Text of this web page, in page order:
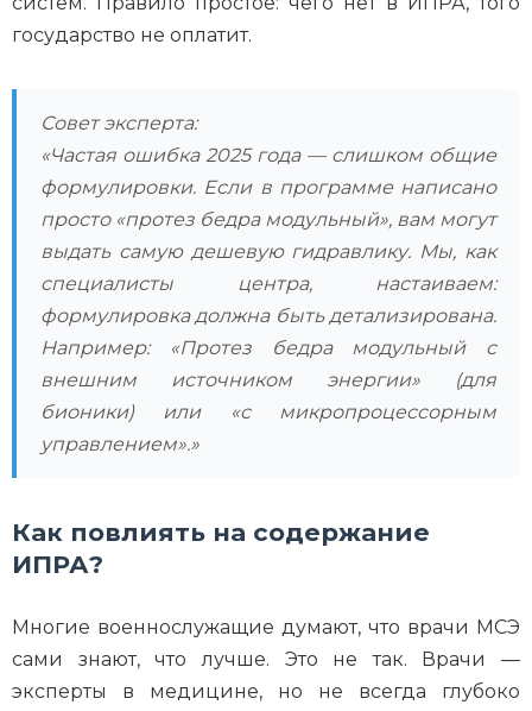
государство не оплатит.
Совет эксперта:
«Частая ошибка 2025 года — слишком общие
формулировки. Если в программе написано
просто «протез бедра модульный», вам могут
выдать самую дешевую гидравлику. Мы, как
специалисты центра, настаиваем:
формулировка должна быть детализирована.
Например: «Протез бедра модульный с
внешним источником энергии» (для
бионики) или «с микропроцессорным
управлением».»
Как повлиять на содержание
ИПРА?
Многие военнослужащие думают, что врачи МСЭ
сами знают, что лучше. Это не так. Врачи —
эксперты в медицине, но не всегда глубоко